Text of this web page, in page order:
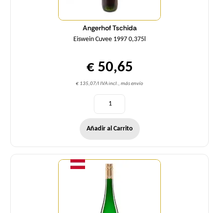
Angerhof Tschida
Eiswein Cuvee 1997 0,375l
€ 50,65
€ 135,07/l IVA incl., más envío
Añadir al Carrito
Cantidad